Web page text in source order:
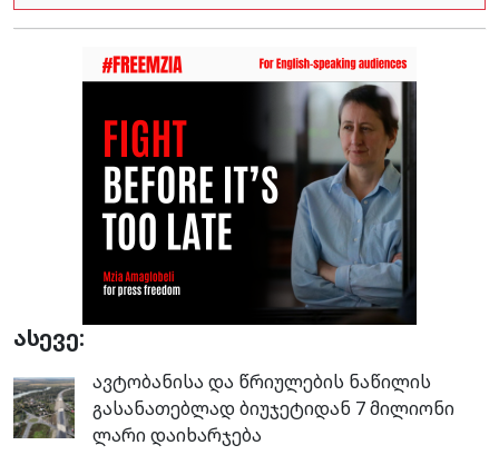
ასევე:
ავტობანისა და წრიულების ნაწილის
გასანათებლად ბიუჯეტიდან 7 მილიონი
ლარი დაიხარჯება